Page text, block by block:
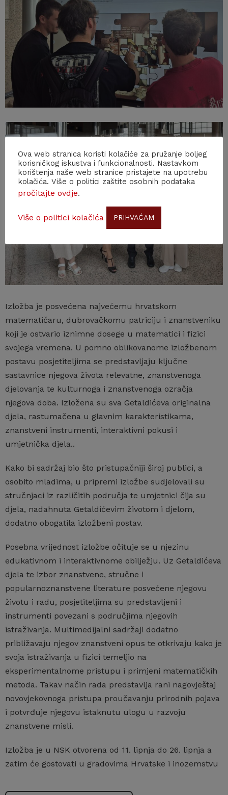
Izložba je posvećena najvećemu hrvatskom
matematičaru, dubrovačkomu patriciju i znanstveniku
koji je ostvario iznimne dosege u matematici i fizici
svojega vremena. U pomno oblikovanome izložbenom
postavu posjetiteljima se predstavljaju ključne
sastavnice njegova života relevatne, znanstvenoga
djelovanja te kulturnoga i znanstvenoga ozračja
njegova doba. Izložena su sva Getaldićeva originalna
djela, rastumačena u glavnim karakteristikama,
znanstveni instrumenti, interaktivni pokusi i
umjetnička djela..
Kako bi sadržaj bio što pristupačniji široj publici, a
osobito mladima, u pripremi izložbe sudjelovali su
stručnjaci iz različitih područja te umjetnici čija su
djela, nadahnuta Getaldićevim životom i djelom,
dodatno obogatila izložbeni postav.
Posebna vrijednost izložbe očituje se u njezinu
edukativnom i interaktivnome obilježju. Uz Getaldićeva
djela te izbor znanstvene, stručne i
popularnoznanstvene literature posvećene njegovu
životu i radu, posjetiteljima su predstavljeni i
instrumenti povezani s područjima njegovih
istraživanja. Multimedijalni sadržaji dodatno
približavaju njegov znanstveni opus te otkrivaju kako je
svoja istraživanja u fizici temeljio na
eksperimentalnome pristupu i primjeni matematičkih
metoda. Takav način rada predstavlja rani nagovještaj
novovjekovnoga pristupa proučavanju prirodnih pojava
i potvrđuje njegovu istaknutu ulogu u razvoju
znanstvene misli.
Izložba je u NSK otvorena od 11. lipnja do 26. lipnja a
zatim će gostovati u gradovima Hrvatske i inozemstvu
Ova web stranica koristi kolačiće za pružanje boljeg
korisničkog iskustva i funkcionalnosti. Nastavkom
korištenja naše web stranice pristajete na upotrebu
kolačića. Više o politici zaštite osobnih podataka
pročitajte ovdje.
Više o politici kolačića PRIHVAĆAM